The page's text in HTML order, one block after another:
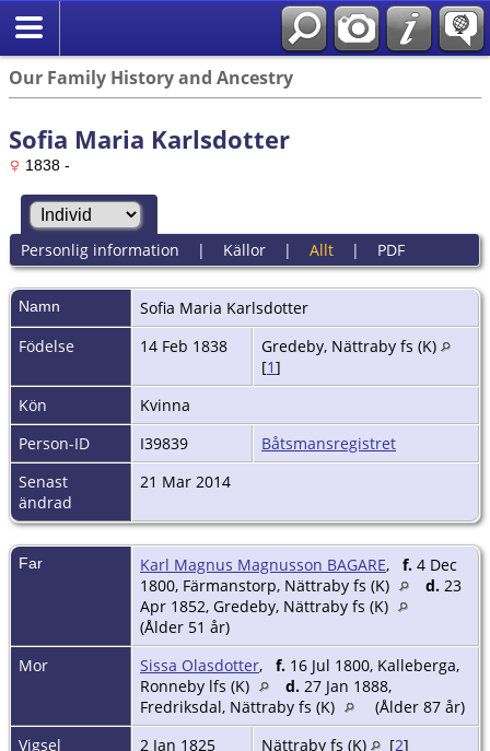
Our Family History and Ancestry
Sofia Maria Karlsdotter
1838 -
Personlig information | Källor| Allt| PDF
Namn Sofia Maria Karlsdotter
Födelse
14 Feb 1838
Gredeby, Nättraby fs (K)
[1]
Kön
Kvinna
Person-ID
I39839
Båtsmansregistret
Senast
ändrad
21 Mar 2014
Far Karl Magnus Magnusson BAGARE, f. 4 Dec
1800, Färmanstorp, Nättraby fs (K)
d. 23
Apr 1852, Gredeby, Nättraby fs (K)
(Ålder 51 år)
Mor
Sissa Olasdotter, f. 16 Jul 1800, Kalleberga,
Ronneby lfs (K)
d. 27 Jan 1888,
Fredriksdal, Nättraby fs (K)
(Ålder 87 år)
Vigsel
2 Jan 1825 Nättraby fs (K) [2]